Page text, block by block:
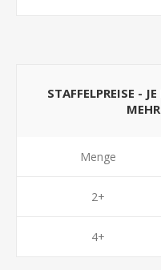
STAFFELPREISE -
Menge
2+
4+